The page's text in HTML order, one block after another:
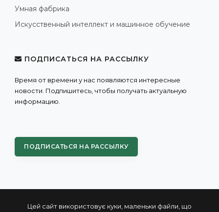
Цей сайт використовує куки, маленьки файли, що
Умная фабрика
Искусственный интеллект и машинное обучение
ПОДПИСАТЬСЯ НА РАССЫЛКУ
Время от времени у нас появляются интересные
новости. Подпишитесь, чтобы получать актуальную
информацию.
ПОДПИСАТЬСЯ НА РАССЫЛКУ